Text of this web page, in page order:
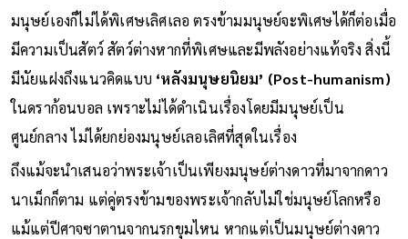
มนุษย์เองก็ไม่ได้พิเศษเลิศเลอ ตรงข้ามมนุษย์จะพิเศษได้ก็ต่อเมื่อ
มีความเป็นสัตว์ สัตว์ต่างหากที่พิเศษและมีพลังอย่างแท้จริง สิ่งนี้
มีนัยแฝงถึงแนวคิดแบบ ‘หลังมนุษยนิยม’ (Post-humanism)
ในดราก้อนบอล เพราะไม่ได้ดำเนินเรื่องโดยมีมนุษย์เป็น
ศูนย์กลาง ไม่ได้ยกย่องมนุษย์เลอเลิศที่สุดในเรื่อง
ถึงแม้จะนำเสนอว่าพระเจ้าเป็นเพียงมนุษย์ต่างดาวที่มาจากดาว
นาเม็กก็ตาม แต่คู่ตรงข้ามของพระเจ้ากลับไม่ใช่มนุษย์โลกหรือ
แม้แต่ปีศาจซาตานจากนรกขุมไหน หากแต่เป็นมนุษย์ต่างดาว